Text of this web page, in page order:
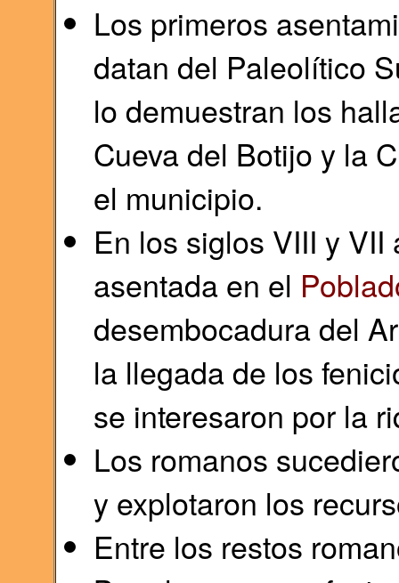
Los primeros
datan del Paleolítico
lo demuestran los
Cueva del Botijo y la
el municipio.
En los siglos VIII y
asentada en el
desembocadura del
la llegada de los
se interesaron por la
Los romanos
y explotaron los
Entre los restos